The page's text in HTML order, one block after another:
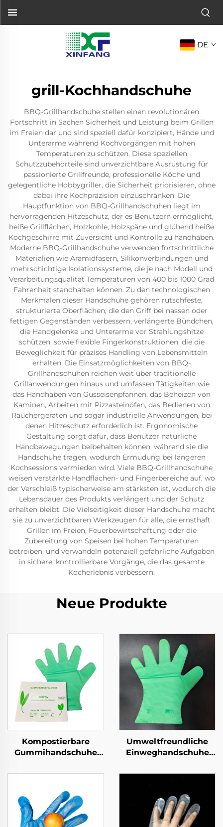
DE
grill-Kochhandschuhe
BBQ-Grillhandschuhe stellen einen revolutionären
Fortschritt in Sachen Sicherheit und Leistung beim Grillen
im Freien dar und sind speziell dafür konzipiert, Hände und
Unterarme während Kochvorgängen mit hohen
Temperaturen zu schützen. Diese speziellen
Schutzzubehörteile sind unverzichtbare Ausrüstung für
passionierte Grillfreunde, professionelle Köche und
gelegentliche Hobbygriller, die Sicherheit priorisieren, ohne
dabei ihre Kochpräzision einzuschränken. Die
Hauptfunktion von BBQ-Grillhandschuhen liegt im
hervorragenden Hitzeschutz, der es Benutzern ermöglicht,
heiße Grillflächen, Holzkohle, Holzspäne und glühend heiße
Kochgeschirre mit Zuversicht und Kontrolle zu handhaben.
Moderne BBQ-Grillhandschuhe verwenden fortschrittliche
Materialien wie Aramidfasern, Silikonverbindungen und
mehrschichtige Isolationssysteme, die je nach Modell und
Verarbeitungsqualität Temperaturen von 400 bis 1000 Grad
Fahrenheit standhalten können. Zu den technologischen
Merkmalen dieser Handschuhe gehören rutschfeste,
strukturierte Oberflächen, die den Griff bei nassen oder
fettigen Gegenständen verbessern, verlängerte Bündchen,
die Handgelenke und Unterarme vor Strahlungshitze
schützen, sowie flexible Fingerkonstruktionen, die die
Beweglichkeit für präzises Handling von Lebensmitteln
erhalten. Die Einsatzmöglichkeiten von BBQ-
Grillhandschuhen reichen weit über traditionelle
Grillanwendungen hinaus und umfassen Tätigkeiten wie
das Handhaben von Gusseisenpfannen, das Beheizen von
Kaminen, Arbeiten mit Pizzasteinöfen, das Bedienen von
Räuchergeräten und sogar industrielle Anwendungen, bei
denen Hitzeschutz erforderlich ist. Ergonomische
Gestaltung sorgt dafür, dass Benutzer natürliche
Handbewegungen beibehalten können, während sie die
Handschuhe tragen, wodurch Ermüdung bei längeren
Kochsessions vermieden wird. Viele BBQ-Grillhandschuhe
weisen verstärkte Handflächen- und Fingerbereiche auf, wo
der Verschleiß typischerweise am stärksten ist, wodurch die
Lebensdauer des Produkts verlängert und der Schutz
erhalten bleibt. Die Vielseitigkeit dieser Handschuhe macht
sie zu unverzichtbaren Werkzeugen für alle, die ernsthaft
Grillen im Freien, Feuerbewirtschaftung oder die
Zubereitung von Speisen bei hohen Temperaturen
betreiben, und verwandeln potenziell gefährliche Aufgaben
in sichere, kontrollierbare Vorgänge, die das gesamte
Kocherlebnis verbessern.
Neue Produkte
Kompostierbare
Gummihandschuhe
kompostierbar aus
Material
Umweltfreundliche
Einweghandschuhe
kompostierbar aus
Material